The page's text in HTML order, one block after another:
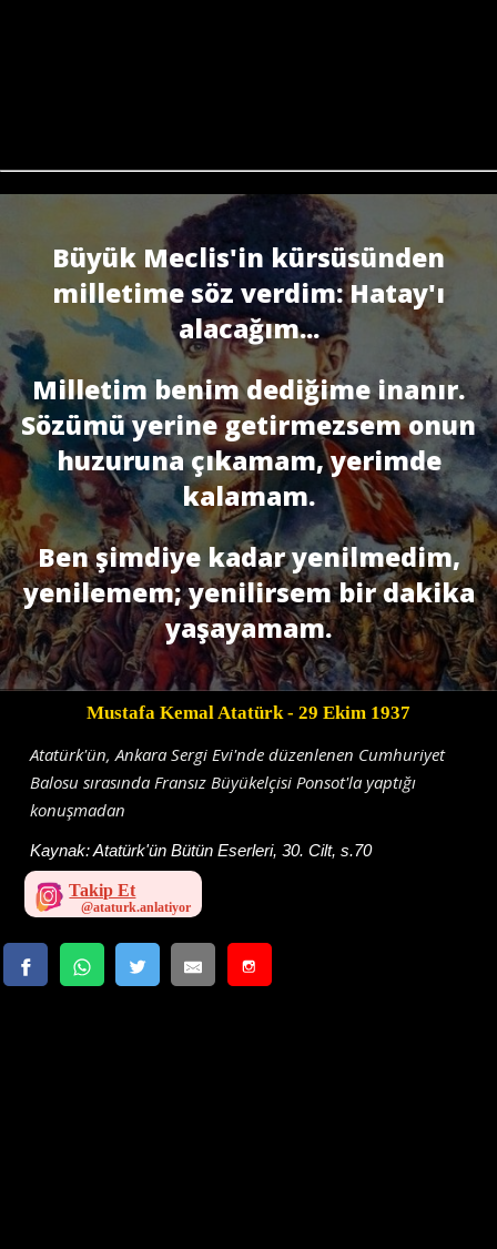
Büyük Meclis'in kürsüsünden
milletime söz verdim: Hatay'ı
alacağım...
Milletim benim dediğime inanır.
Sözümü yerine getirmezsem onun
huzuruna çıkamam, yerimde
kalamam.
Ben şimdiye kadar yenilmedim,
yenilemem; yenilirsem bir dakika
yaşayamam.
Mustafa Kemal Atatürk- 29 Ekim 1937
Atatürk'ün, Ankara Sergi Evi'nde düzenlenen Cumhuriyet
Balosu sırasında Fransız Büyükelçisi Ponsot'la yaptığı
konuşmadan
Kaynak:Atatürk'ün Bütün Eserleri, 30. Cilt, s.70
Takip Et